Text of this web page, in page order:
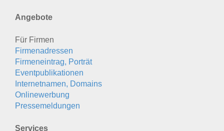
Angebote
Für Firmen
Firmenadressen
Firmeneintrag, Porträt
Eventpublikationen
Internetnamen, Domains
Onlinewerbung
Pressemeldungen
Services